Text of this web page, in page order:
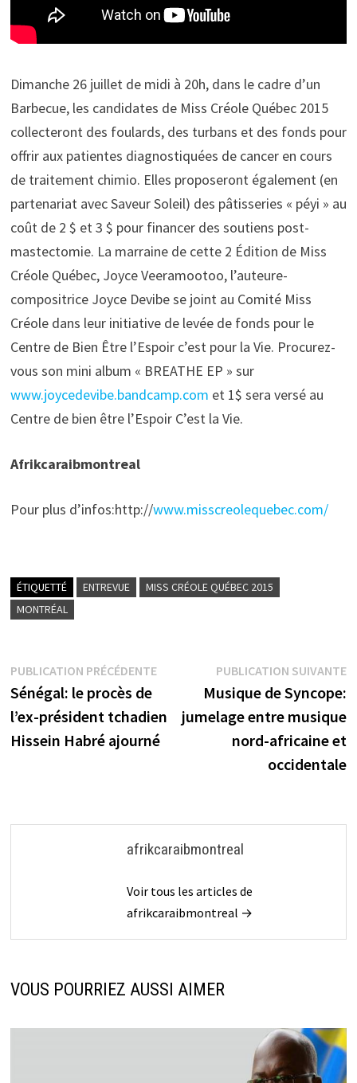
Dimanche 26 juillet de midi à 20h, dans le cadre d’un
Barbecue, les candidates de Miss Créole Québec 2015
collecteront des foulards, des turbans et des fonds pour
offrir aux patientes diagnostiquées de cancer en cours
de traitement chimio. Elles proposeront également (en
partenariat avec Saveur Soleil) des pâtisseries « péyi » au
coût de 2 $ et 3 $ pour financer des soutiens post-
mastectomie. La marraine de cette 2 Édition de Miss
Créole Québec, Joyce Veeramootoo, l’auteure-
compositrice Joyce Devibe se joint au Comité Miss
Créole dans leur initiative de levée de fonds pour le
Centre de Bien Être l’Espoir c’est pour la Vie. Procurez-
vous son mini album « BREATHE EP » sur
www.joycedevibe.bandcamp.com et 1$ sera versé au
Centre de bien être l’Espoir C’est la Vie.
Afrikcaraibmontreal
Pour plus d’infos:http://www.misscreolequebec.com/
ÉTIQUETTÉ ENTREVUE
MISS CRÉOLE QUÉBEC 2015
MONTRÉAL
Navigation
de
l’article
PUBLICATION PRÉCÉDENTEPublication
précédente :
Sénégal: le procès de
l’ex-président tchadien
Hissein Habré ajourné
PUBLICATION SUIVANTE
Musique de Syncope:
jumelage entre musique
nord-africaine et
occidentale
afrikcaraibmontreal
Voir tous les articles de
afrikcaraibmontreal →
VOUS POURRIEZ AUSSI AIMER